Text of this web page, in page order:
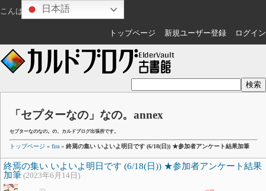
こんばんは ゲスト さん
トップページ 新規ユーザー登録 ログイン
「セプターなの」なの。annex
セプターなのなの。の、カルドブログ出張所です。
トップページ » fira » 終焉の集い いよいよ明日です (6/18(日)) ★参加者アンケート結果加筆
終焉の集い いよいよ明日です (6/18(日)) ★参加者アンケート結果
加筆 (2023年6月14日)
日本語